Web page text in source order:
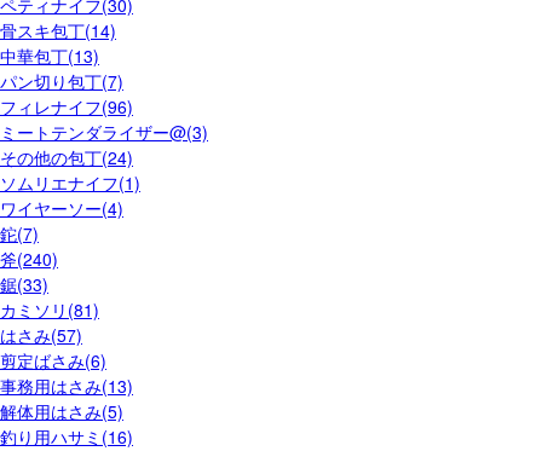
ペティナイフ(30)
骨スキ包丁(14)
中華包丁(13)
パン切り包丁(7)
フィレナイフ(96)
ミートテンダライザー@(3)
その他の包丁(24)
ソムリエナイフ(1)
ワイヤーソー(4)
鉈(7)
斧(240)
鋸(33)
カミソリ(81)
はさみ(57)
剪定ばさみ(6)
事務用はさみ(13)
解体用はさみ(5)
釣り用ハサミ(16)